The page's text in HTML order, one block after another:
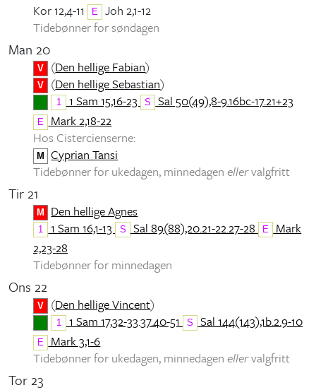
Kor 12,4-11
E
Joh 2,1-12
Tidebønner for søndagen
Man 20
V (Den hellige Fabian)
V (Den hellige Sebastian)
1 1 Sam 15,16-23 S Sal 50(49),8-9.16bc-17.21+23
E
Mark 2,18-22
Hos Cistercienserne:
M
Cyprian Tansi
Tidebønner for ukedagen, minnedagen ellervalgfritt
Tir 21
M Den hellige Agnes
1 1 Sam 16,1-13 S Sal 89(88),20.21-22.27-28 E
Mark
2,23-28
Tidebønner for minnedagen
Ons 22
V (Den hellige Vincent)
1 1 Sam 17,32-33.37.40-51 S Sal 144(143),1b.2.9-10
E
Mark 3,1-6
Tidebønner for ukedagen, minnedagen ellervalgfritt
Tor 23